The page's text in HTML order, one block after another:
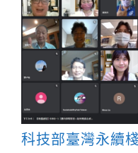
科技部臺灣永續